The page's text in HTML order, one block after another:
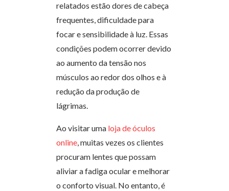
relatados estão dores de cabeça
frequentes, dificuldade para
focar e sensibilidade à luz. Essas
condições podem ocorrer devido
ao aumento da tensão nos
músculos ao redor dos olhos e à
redução da produção de
lágrimas.
Ao visitar uma loja de óculos
online, muitas vezes os clientes
procuram lentes que possam
aliviar a fadiga ocular e melhorar
o conforto visual. No entanto, é